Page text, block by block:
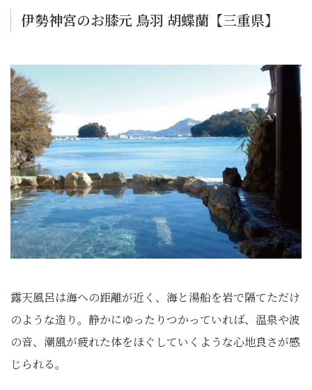
伊勢神宮のお膝元 鳥羽 胡蝶蘭【三重県】
露天風呂は海への距離が近く、海と湯船を岩で隔てただけ
のような造り。静かにゆったりつかっていれば、温泉や波
の音、潮風が疲れた体をほぐしていくような心地良さが感
じられる。